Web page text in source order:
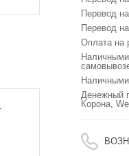
Перевод
Перевод
Оплата на
Денежный
Корона,